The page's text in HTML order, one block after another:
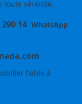
toute sérénité.
14 WhatsApp
fiable à